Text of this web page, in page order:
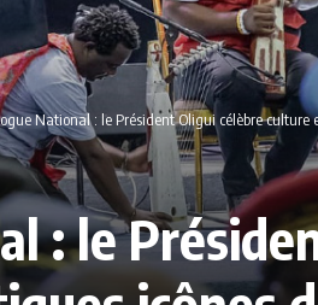
National : le Président Oligui célèbre
: le